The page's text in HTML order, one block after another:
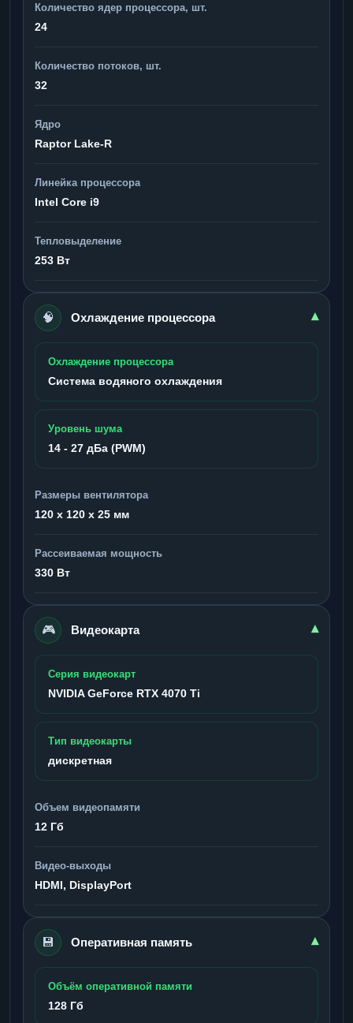
Количество ядер процессора, шт.
24
Количество потоков, шт.
32
Ядро
Raptor Lake-R
Линейка процессора
Intel Core i9
Тепловыделение
253 Вт
🧠 Охлаждение процессора ▾
Охлаждение процессора
Система водяного охлаждения
Уровень шума
14 - 27 дБа (PWM)
Размеры вентилятора
120 x 120 x 25 мм
Рассеиваемая мощность
330 Вт
🎮 Видеокарта ▾
Серия видеокарт
NVIDIA GeForce RTX 4070 Ti
Тип видеокарты
дискретная
Объем видеопамяти
12 Гб
Видео-выходы
HDMI, DisplayPort
💾 Оперативная память ▾
Объём оперативной памяти
128 Гб